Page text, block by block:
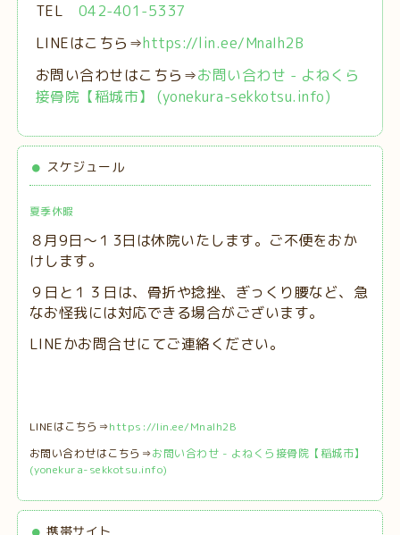
TEL 042-401-5337
LINEはこちら⇒https://lin.ee/MnaIh2B
お問い合わせはこちら⇒お問い合わせ - よねくら
接骨院【稲城市】 (yonekura-sekkotsu.info)
スケジュール
夏季休暇
８月9日～１3日は休院いたします。ご不便をおか
けします。
９日と１３日は、 骨折や捻挫、ぎっくり腰など、急
なお怪我には対応できる場合がございます。
LINEかお問合せにてご連絡ください。
LINEはこちら⇒https://lin.ee/MnaIh2B
お問い合わせはこちら⇒お問い合わせ - よねくら接骨院【稲城市】
(yonekura-sekkotsu.info)
携帯サイト